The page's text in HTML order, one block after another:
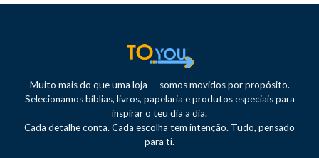
Muito mais do que uma loja — somos movidos por propósito.
Selecionamos bíblias, livros, papelaria e produtos especiais para
inspirar o teu dia a dia.
Cada detalhe conta. Cada escolha tem intenção. Tudo, pensado
para ti.